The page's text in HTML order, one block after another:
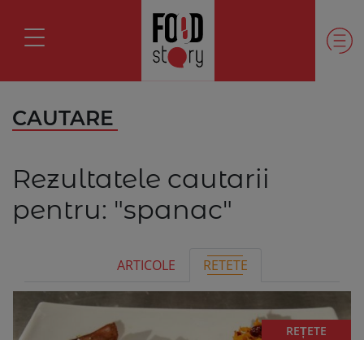
CAUTARE
Rezultatele cautarii
pentru: "spanac"
ARTICOLE RETETE
REȚETE